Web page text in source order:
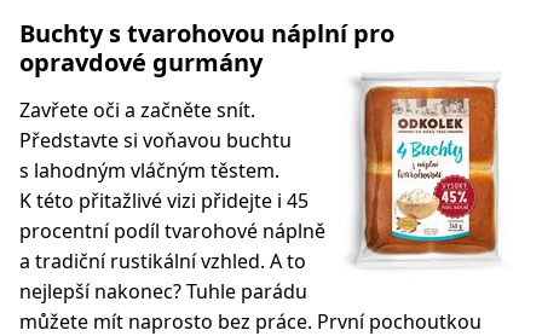
Buchty s tvarohovou náplní pro
opravdové gurmány
Zavřete oči a začněte snít.
Představte si voňavou buchtu
s lahodným vláčným těstem.
K této přitažlivé vizi přidejte i 45
procentní podíl tvarohové náplně
a tradiční rustikální vzhled. A to
nejlepší nakonec? Tuhle parádu
můžete mít naprosto bez práce. První pochoutkou